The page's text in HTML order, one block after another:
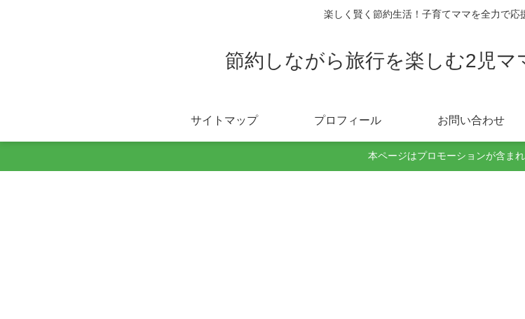
楽しく賢く節約生活！子育てママを全力で応
節約しながら旅行を楽しむ2児
サイトマップ プロフィール お問い合わせ
本ページはプロモーションが含まれ